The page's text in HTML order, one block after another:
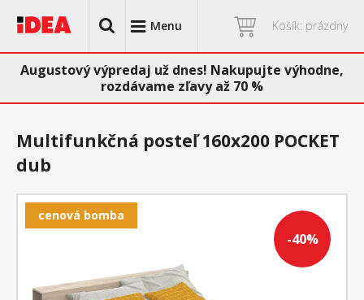
Menu Košík: prázdny
Augustový výpredaj už dnes! Nakupujte výhodne,
rozdávame zľavy až 70 %
-40%
cenová bomba
Multifunkčná posteľ 160x200 POCKET
dub